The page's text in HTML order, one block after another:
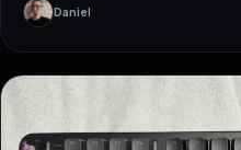
Daniel